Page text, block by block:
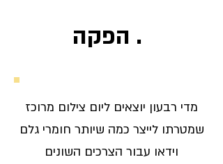
מדי רבעון יוצאים ליום צילום מרוכז
שמטרתו לייצר כמה שיותר חומרי גלם
וידאו עבור הצרכים השונים